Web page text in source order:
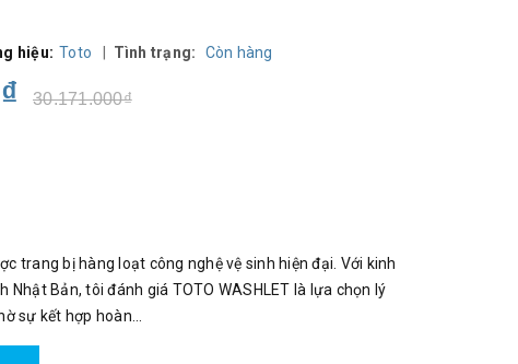
hiệu: Toto Tình trạng: Còn hàng
30.171.000₫
trang bị hàng loạt công nghệ vệ sinh hiện đại. Với kinh
Bản, tôi đánh giá TOTO WASHLET là lựa chọn lý
sự kết hợp hoàn...